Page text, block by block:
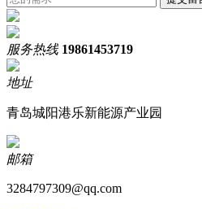
服务热线 19861453719
地址
青岛城阳港乐新能源产业园
邮箱
3284797309@qq.com